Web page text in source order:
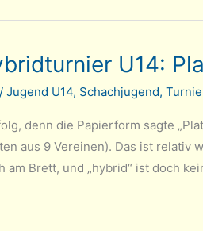
U14:
/ Jugend U14, Schachjugend,
denn die Papierform sagte
aus 9 Vereinen). Das ist relativ
am Brett, und „hybrid“ ist doch